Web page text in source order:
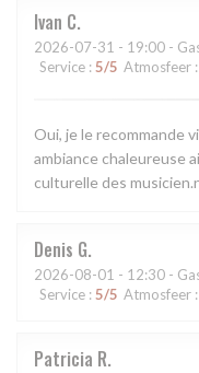
Ivan C
2026-07-31 - 19:00 -
Service : 5/5 Atmosfeer :
Oui, je le recommande
ambiance chaleureuse
culturelle des
Denis G
2026-08-01 - 12:30 -
Service : 5/5 Atmosfeer :
Patricia R